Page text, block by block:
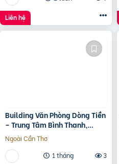
Liên hệ
Building Văn Phòng Dòng Tiền
– Trung Tâm Bình Thạnh,
Tp.hcm Chỉ 100Tr/M2 Đất
Ngoài Cần Thơ
1 tháng
3